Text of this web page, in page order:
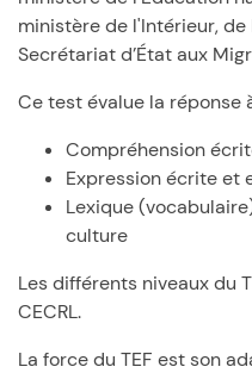
ministère de l'Intérieur,
Secrétariat d’État aux
Ce test évalue la réponse
Compréhension
Expression écrite et
Lexique
culture
Les différents niveaux du
CECRL.
La force du TEF est son